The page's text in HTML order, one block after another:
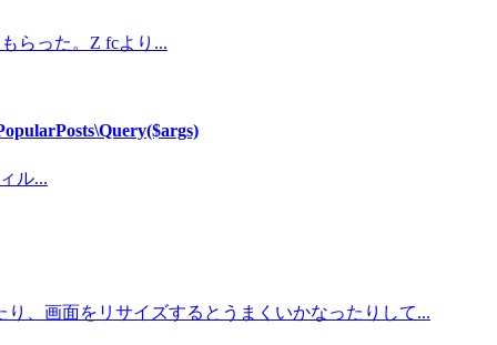
らった。Z fcより...
ル...
、画面をリサイズするとうまくいかなったりして...